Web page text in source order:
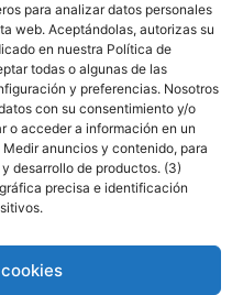
para analizar datos personales
web. Aceptándolas, autorizas su
en nuestra Política de
todas o algunas de las
y preferencias. Nosotros
con su consentimiento y/o
o acceder a información en un
anuncios y contenido, para
desarrollo de productos. (3)
precisa e identificación
Muebles Goterris